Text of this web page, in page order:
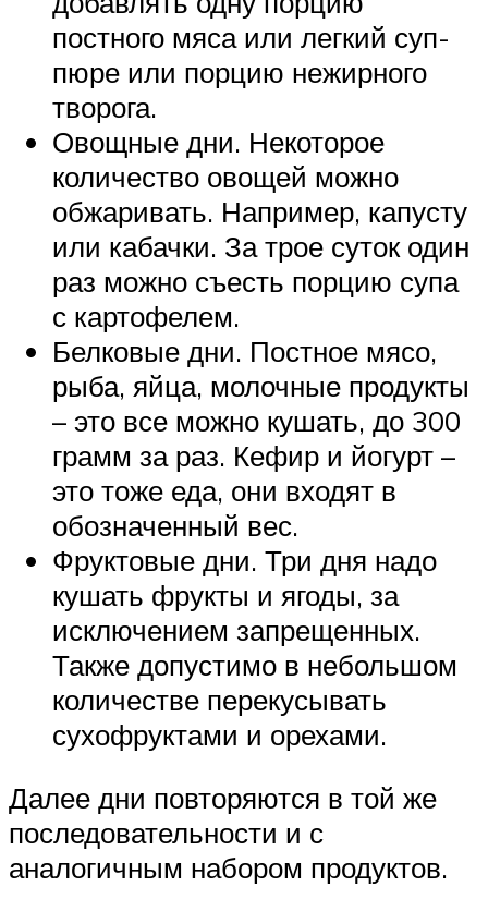
постного мяса или легкий суп-
пюре или порцию нежирного
творога.
Овощные дни. Некоторое
количество овощей можно
обжаривать. Например, капусту
или кабачки. За трое суток один
раз можно съесть порцию супа
с картофелем.
Белковые дни. Постное мясо,
рыба, яйца, молочные продукты
– это все можно кушать, до 300
грамм за раз. Кефир и йогурт –
это тоже еда, они входят в
обозначенный вес.
Фруктовые дни. Три дня надо
кушать фрукты и ягоды, за
исключением запрещенных.
Также допустимо в небольшом
количестве перекусывать
сухофруктами и орехами.
Далее дни повторяются в той же
последовательности и с
аналогичным набором продуктов.